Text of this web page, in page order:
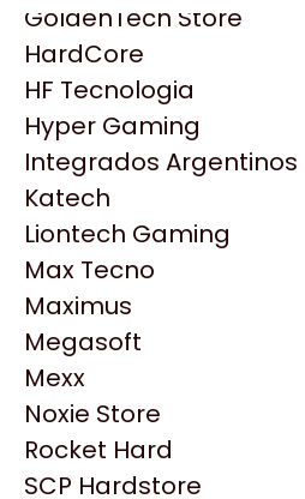
HP
HyperX
INNO3D
Intel
Kingston
Lenovo
Logitech
MSI
NVIDIA GeForce
NZXT
PNY
Palit
Philips
GoldenTech Store
HardCore
HF Tecnologia
Hyper Gaming
Integrados Argentinos
Katech
Liontech Gaming
Max Tecno
Maximus
Megasoft
Mexx
Noxie Store
Rocket Hard
SCP Hardstore